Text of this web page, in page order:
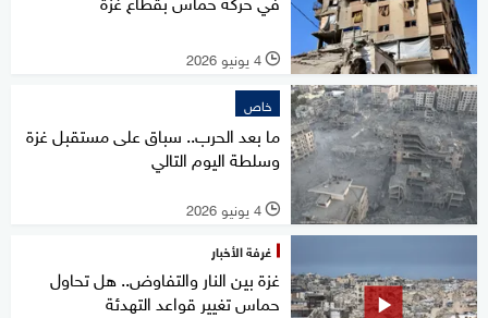
l 4 يونيو 2026
خاص
ما بعد الحرب.. سباق على مستقبل غزة
وسلطة اليوم التالي
l 4 يونيو 2026
غرفة الأخبار
غزة بين النار والتفاوض.. هل تحاول
حماس تغيير قواعد التهدئة